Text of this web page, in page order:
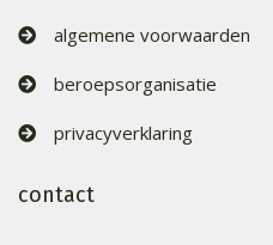
algemene voorwaarden
beroepsorganisatie
privacyverklaring
contact